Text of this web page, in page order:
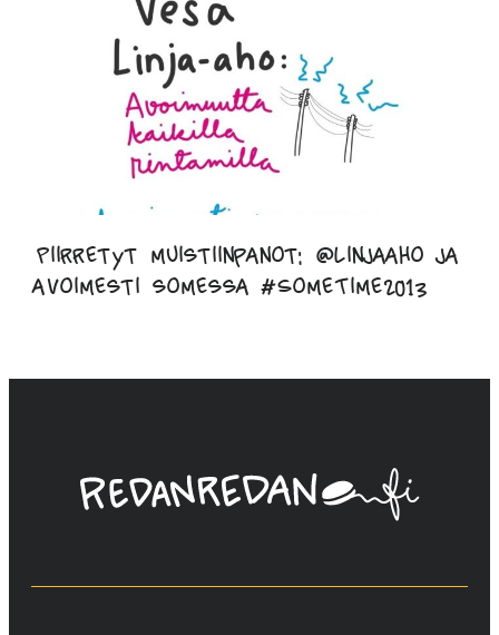
Piirretyt muistiinpanot: @linjaaho ja
avoimesti somessa #SomeTime2013
Linda
Saukko-
Oy